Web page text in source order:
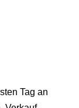
Tag an